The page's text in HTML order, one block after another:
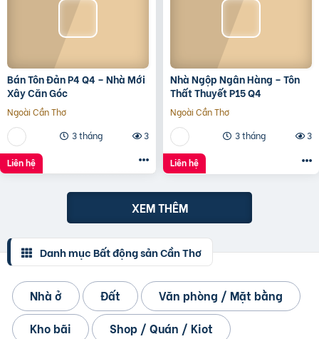
Bán Tôn Đản P4 Q4 – Nhà Mới
Xây Căn Góc
Ngoài Cần Thơ
3 tháng
3
Liên hệ
Nhà Ngộp Ngân Hàng – Tôn
Thất Thuyết P15 Q4
Ngoài Cần Thơ
3 tháng
3
Liên hệ
XEM THÊM
Danh mục Bất động sản Cần Thơ
Nhà ở Đất
Văn phòng / Mặt bằng
Kho bãi
Shop / Quán / Kiot